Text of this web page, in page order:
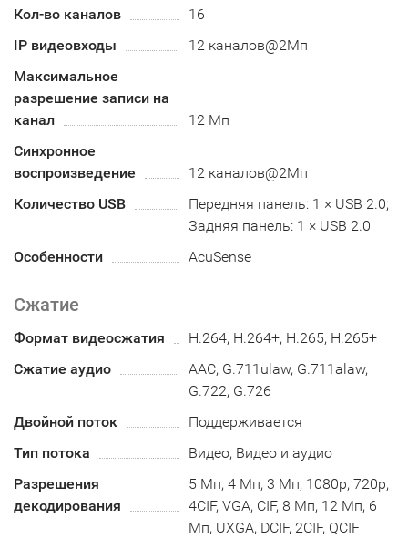
Кол-во каналов
16
IP видеовходы
12 каналов@2Мп
Максимальное
разрешение записи на
канал
12 Мп
Синхронное
воспроизведение
12 каналов@2Мп
Количество USB
Передняя панель: 1 × USB 2.0;
Задняя панель: 1 × USB 2.0
Особенности
AcuSense
Сжатие
Формат видеосжатия
H.264, H.264+, H.265, H.265+
Сжатие аудио
AAC, G.711ulaw, G.711alaw,
G.722, G.726
Двойной поток
Поддерживается
Тип потока
Видео, Видео и аудио
Разрешения
декодирования
5 Мп, 4 Мп, 3 Мп, 1080p, 720p,
4CIF, VGA, CIF, 8 Мп, 12 Мп, 6
Мп, UXGA, DCIF, 2CIF, QCIF